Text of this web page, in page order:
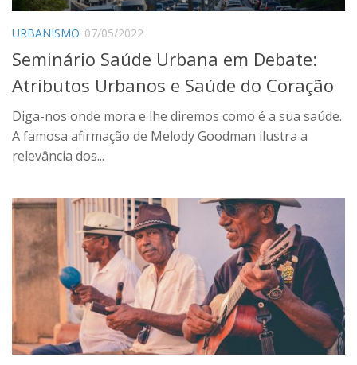
URBANISMO 07/05/2022
Seminário Saúde Urbana em Debate:
Atributos Urbanos e Saúde do Coração
Diga-nos onde mora e lhe diremos como é a sua saúde.
A famosa afirmação de Melody Goodman ilustra a
relevância dos...